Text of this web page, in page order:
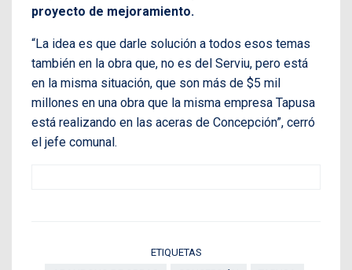
proyecto de mejoramiento.
“La idea es que darle solución a todos esos temas
también en la obra que, no es del Serviu, pero está
en la misma situación, que son más de $5 mil
millones en una obra que la misma empresa Tapusa
está realizando en las aceras de Concepción”, cerró
el jefe comunal.
ETIQUETAS